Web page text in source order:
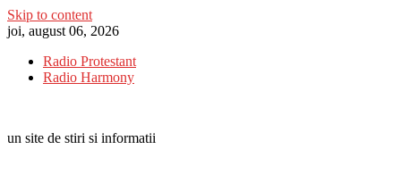
Skip to content
joi, august 06, 2026
Radio Protestant
Radio Harmony
un site de stiri si informatii